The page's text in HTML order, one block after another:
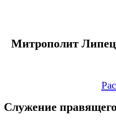
Митрополит
Служение